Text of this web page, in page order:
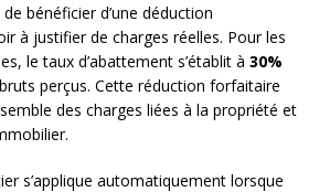
bénéficier d’une déduction
à justifier de charges réelles. Pour les
le taux d’abattement s’établit à 30%
perçus. Cette réduction forfaitaire
des charges liées à la propriété et
s’applique automatiquement lorsque